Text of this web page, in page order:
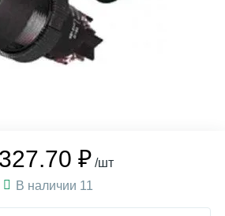
327.70 ₽ /шт
В наличии 11